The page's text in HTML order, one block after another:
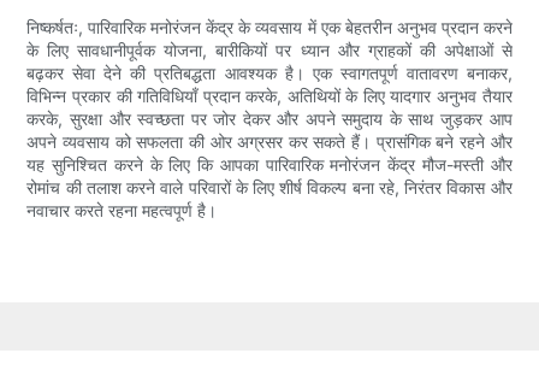
निष्कर्षतः, पारिवारिक मनोरंजन केंद्र के व्यवसाय में एक बेहतरीन अनुभव प्रदान करने
के लिए सावधानीपूर्वक योजना, बारीकियों पर ध्यान और ग्राहकों की अपेक्षाओं से
बढ़कर सेवा देने की प्रतिबद्धता आवश्यक है। एक स्वागतपूर्ण वातावरण बनाकर,
विभिन्न प्रकार की गतिविधियाँ प्रदान करके, अतिथियों के लिए यादगार अनुभव तैयार
करके, सुरक्षा और स्वच्छता पर जोर देकर और अपने समुदाय के साथ जुड़कर आप
अपने व्यवसाय को सफलता की ओर अग्रसर कर सकते हैं। प्रासंगिक बने रहने और
यह सुनिश्चित करने के लिए कि आपका पारिवारिक मनोरंजन केंद्र मौज-मस्ती और
रोमांच की तलाश करने वाले परिवारों के लिए शीर्ष विकल्प बना रहे, निरंतर विकास और
नवाचार करते रहना महत्वपूर्ण है।